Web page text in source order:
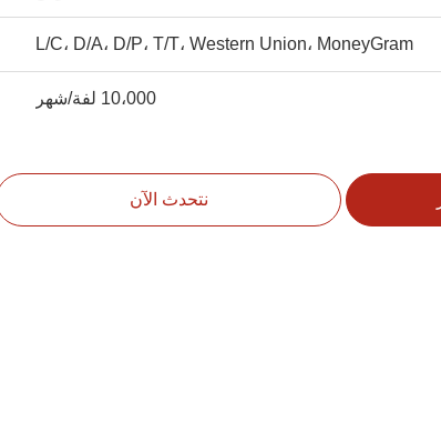
L/C، D/A، D/P، T/T، Western Union، MoneyGram
10،000 لفة/شهر
نتحدث الآن